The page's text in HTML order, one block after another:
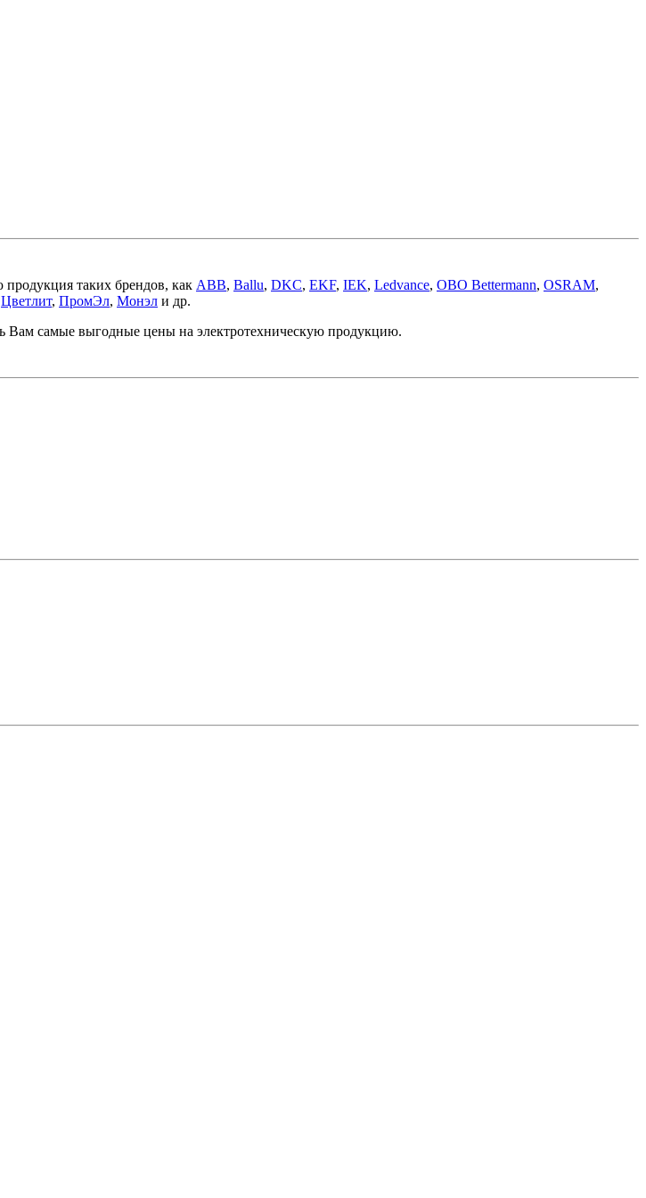
таких брендов, как ABB, Ballu, DKC, EKF, IEK, Ledvance, OBO Bettermann, OSRAM,
Цветлит, ПромЭл, Монэл и др.
Вам самые выгодные цены на электротехническую продукцию.